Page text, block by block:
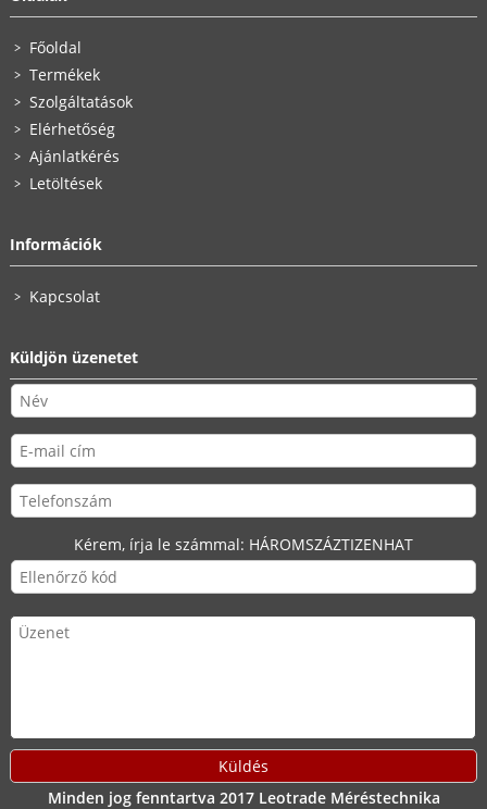
Főoldal
Termékek
Szolgáltatások
Elérhetőség
Ajánlatkérés
Letöltések
Információk
Kapcsolat
Küldjön üzenetet
Kérem, írja le számmal: HÁROMSZÁZTIZENHAT
Minden jog fenntartva 2017 Leotrade Méréstechnika